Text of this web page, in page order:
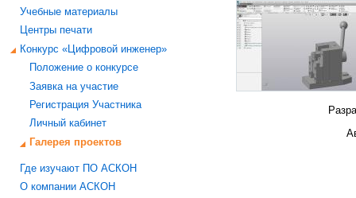
Учебные материалы
Центры печати
Конкурс «Цифровой инженер»
Положение о конкурсе
Заявка на участие
Регистрация Участника
Личный кабинет
Галерея проектов
Где изучают ПО АСКОН
О компании АСКОН